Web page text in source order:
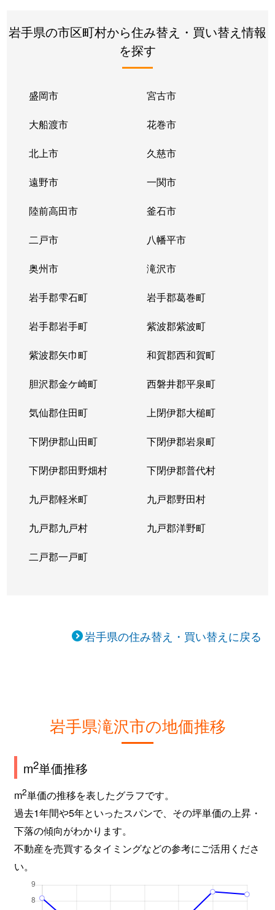
岩手県の市区町村から住み替え・買い替え情報
を探す
盛岡市 宮古市
大船渡市 花巻市
北上市 久慈市
遠野市 一関市
陸前高田市 釜石市
二戸市 八幡平市
奥州市 滝沢市
岩手郡雫石町 岩手郡葛巻町
岩手郡岩手町 紫波郡紫波町
紫波郡矢巾町 和賀郡西和賀町
胆沢郡金ケ崎町 西磐井郡平泉町
気仙郡住田町 上閉伊郡大槌町
下閉伊郡山田町 下閉伊郡岩泉町
下閉伊郡田野畑村 下閉伊郡普代村
九戸郡軽米町 九戸郡野田村
九戸郡九戸村 九戸郡洋野町
二戸郡一戸町
岩手県の住み替え・買い替えに戻る
岩手県滝沢市の地価推移
m2単価推移
m2単価の推移を表したグラフです。
過去1年間や5年といったスパンで、その坪単価の上昇・
下落の傾向がわかります。
不動産を売買するタイミングなどの参考にご活用くださ
い。